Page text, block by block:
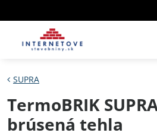
SUPRA
TermoBRIK
brúsená tehla